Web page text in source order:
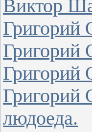
Виктор
Григорий
Григорий
Григорий
Григорий
людоеда.